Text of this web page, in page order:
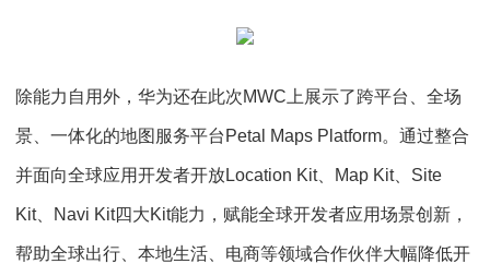
除能力自用外，华为还在此次MWC上展示了跨平台、全场
景、一体化的地图服务平台Petal Maps Platform。通过整合
并面向全球应用开发者开放Location Kit、Map Kit、Site
Kit、Navi Kit四大Kit能力，赋能全球开发者应用场景创新，
帮助全球出行、本地生活、电商等领域合作伙伴大幅降低开